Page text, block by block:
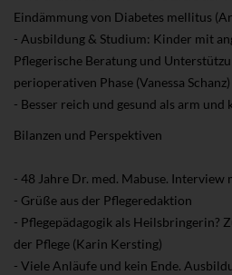
Eindämmung von Diabetes mellitus
- Ausbildung & Studium: Kinder mit
Pflegerische Beratung und
perioperativen Phase (Vanessa Schanz)
- Besser reich und gesund als arm und
Bilanzen und Perspektiven
- 48 Jahre Dr. med. Mabuse.
- Grüße aus der Pflegeredaktion
- Pflegepädagogik als Heilsbringerin?
der Pflege (Karin Kersting)
- Viele Anläufe und kein Ende.